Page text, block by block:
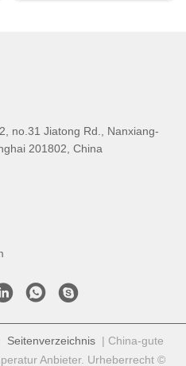
no.31 Jiatong Rd., Nanxiang-
201802, China
Seitenverzeichnis | China-gute
Anbieter. Urheberrecht ©